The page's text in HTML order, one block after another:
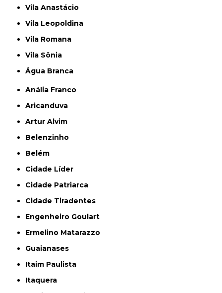
Vila Anastácio
Vila Leopoldina
Vila Romana
Vila Sônia
Água Branca
Anália Franco
Aricanduva
Artur Alvim
Belenzinho
Belém
Cidade Líder
Cidade Patriarca
Cidade Tiradentes
Engenheiro Goulart
Ermelino Matarazzo
Guaianases
Itaim Paulista
Itaquera